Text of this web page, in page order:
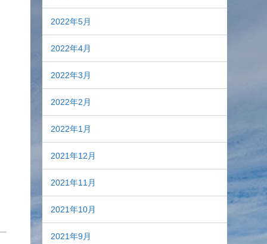
2022年5月
2022年4月
2022年3月
2022年2月
2022年1月
2021年12月
2021年11月
2021年10月
2021年9月